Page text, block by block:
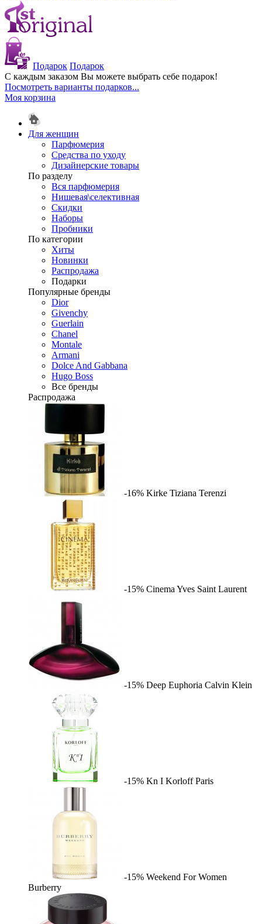
Подарок Подарок
С каждым заказом Вы можете выбрать себе подарок!
Посмотреть варианты подарков...
Моя корзина
Для женщин
Парфюмерия
Средства по уходу
Дизайнерские товары
По разделу
Вся парфюмерия
Нишевая\селективная
Скидки
Наборы
Пробники
По категории
Хиты
Новинки
Распродажа
Подарки
Популярные бренды
Dior
Givenchy
Guerlain
Chanel
Montale
Armani
Dolce And Gabbana
Hugo Boss
Все бренды
Распродажа
-16% Kirke Tiziana Terenzi
-15% Cinema Yves Saint Laurent
-15% Deep Euphoria Calvin Klein
-15% Kn I Korloff Paris
-15% Weekend For Women
Burberry